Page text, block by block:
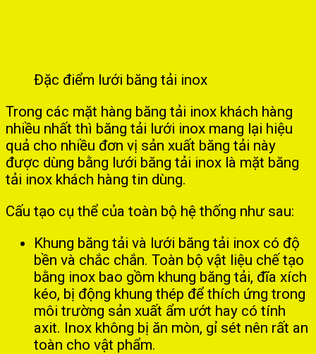
Đặc điểm lưới băng tải inox
Trong các mặt hàng băng tải inox khách hàng
nhiều nhất thì băng tải lưới inox mang lại hiệu
quả cho nhiều đơn vị sản xuất băng tải này
được dùng bằng lưới băng tải inox là mặt băng
tải inox khách hàng tin dùng.
Cấu tạo cụ thể của toàn bộ hệ thống như sau:
Khung băng tải và lưới băng tải inox có độ
bền và chắc chắn. Toàn bộ vật liệu chế tạo
bằng inox bao gồm khung băng tải, đĩa xích
kéo, bị động khung thép để thích ứng trong
môi trường sản xuất ẩm ướt hay có tính
axit. Inox không bị ăn mòn, gỉ sét nên rất an
toàn cho vật phẩm.